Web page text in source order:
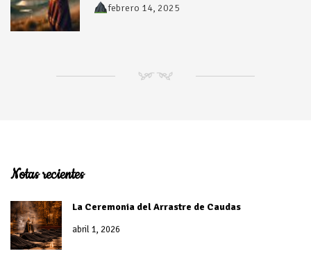
febrero 14, 2025
NM
Notas recientes
La Ceremonia del Arrastre de Caudas
abril 1, 2026